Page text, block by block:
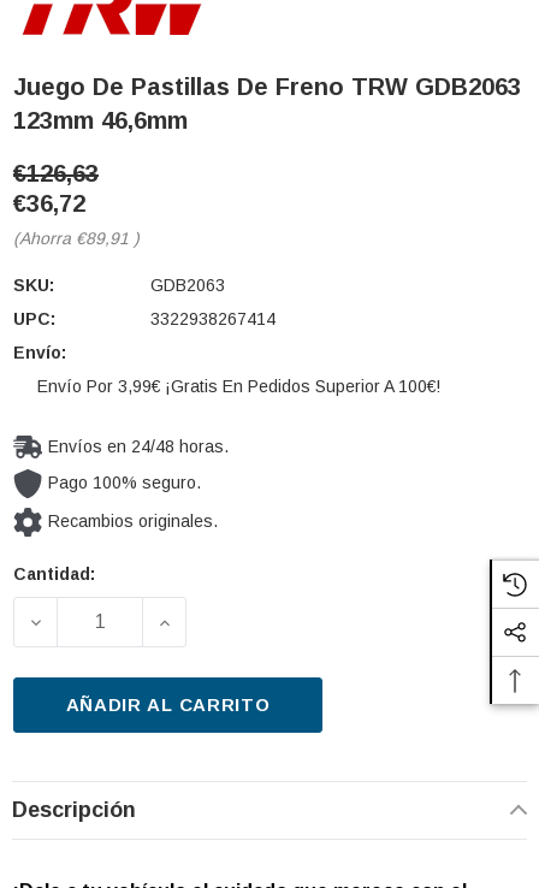
Juego De Pastillas De Freno TRW GDB2063
123mm 46,6mm
€126,63
€36,72
(Ahorra €89,91 )
SKU:
GDB2063
UPC:
3322938267414
Envío:
Envío Por 3,99€ ¡Gratis En Pedidos Superior A 100€!
Envíos en 24/48 horas.
Pago 100% seguro.
Recambios originales.
Cantidad
Cantidad:
DISMINUIR LA CANTIDAD DE JUEGO DE PASTILLAS
AUMENTAR LA CANTIDAD DE JUEGO
AÑADIR AL CARRITO
Descripción